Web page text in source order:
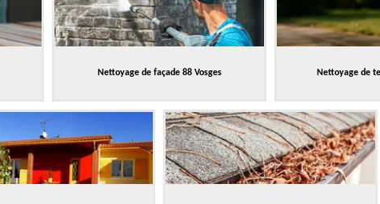
Nettoyage de façade 88 Vosges Nettoyage de